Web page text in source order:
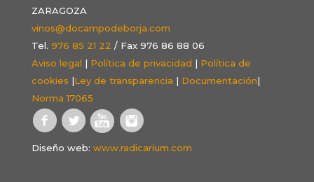
ZARAGOZA
vinos@docampodeborja.com
Tel. 976 85 21 22 / Fax 976 86 88 06
Aviso legal | Política de privacidad | Política de
cookies |Ley de transparencia | Documentación|
Norma 17065
Diseño web: www.radicarium.com